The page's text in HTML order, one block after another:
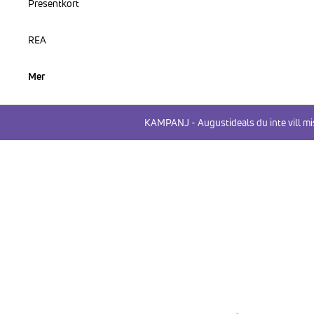
Presentkort
REA
Mer
KAMPANJ - Augustideals du inte vill
HOPPA TILL PRODUKTINFORMATION